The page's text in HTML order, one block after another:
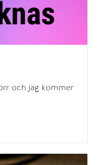
och jag kommer